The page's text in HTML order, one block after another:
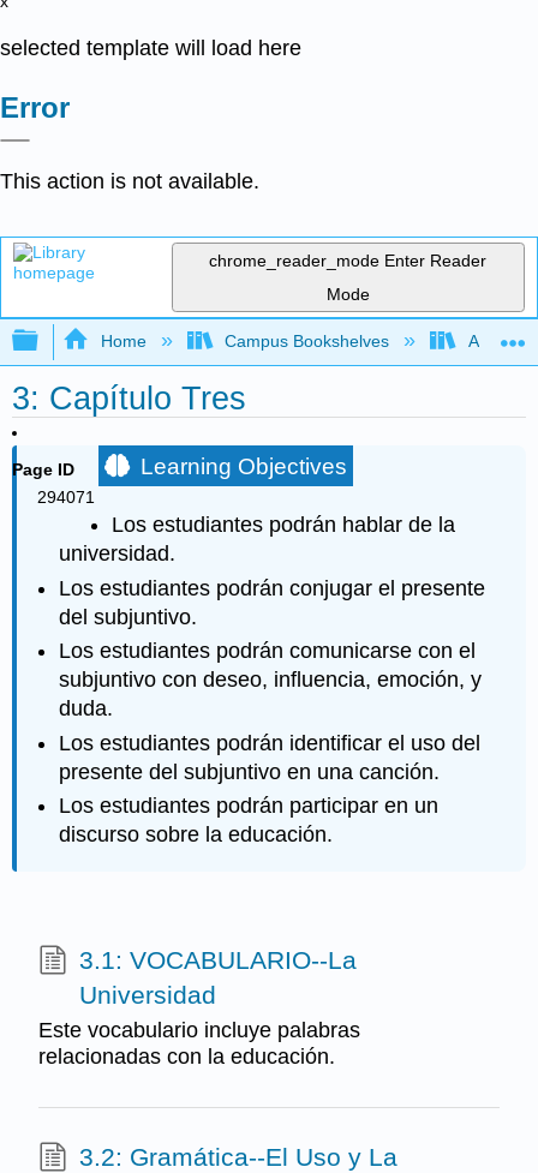
selected template will load here
Error
This action is not available.
chrome_reader_mode Enter Reader
Mode
Expand/collapse global hierarchy
Home Campus Bookshelves Aurora
3: Capítulo Tres
Page ID
294071
Learning Objectives
Los estudiantes podrán hablarde la
universidad.
Los estudiantes podrán conjugar el presente
del subjuntivo.
Los estudiantes podrán comunicarse con el
subjuntivo con deseo, influencia, emoción, y
duda.
Los estudiantes podrán identificar el uso del
presente del subjuntivo en una canción.
Los estudiantes podrán participar en un
discurso sobre la educación.
3.1: VOCABULARIO--La
Universidad
Este vocabulario incluye palabras
relacionadas con la educación.
3.2: Gramática--El Uso y La